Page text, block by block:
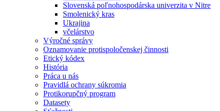
Slovenská poľnohospodárska univerzita v Nitre
Smolenický kras
Ukrajina
včelárstvo
Výročné správy
Oznamovanie protispoločenskej činnosti
Etický kódex
História
Práca u nás
Pravidlá ochrany súkromia
Protikorupčný program
Datasety